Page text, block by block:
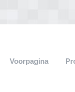
Voorpagina